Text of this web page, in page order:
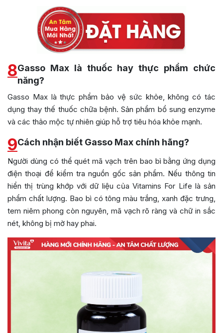
8Gasso Max là thuốc hay thực phẩm chức
năng?
Gasso Max là thực phẩm bảo vệ sức khỏe, không có tác
dụng thay thế thuốc chữa bệnh. Sản phẩm bổ sung enzyme
và các thảo mộc tự nhiên giúp hỗ trợ tiêu hóa khỏe mạnh.
9Cách nhận biết Gasso Max chính hãng?
Người dùng có thể quét mã vạch trên bao bì bằng ứng dụng
điện thoại để kiểm tra nguồn gốc sản phẩm. Nếu thông tin
hiển thị trùng khớp với dữ liệu của Vitamins For Life là sản
phẩm chất lượng. Bao bì có tông màu trắng, xanh đặc trưng,
tem niêm phong còn nguyên, mã vạch rõ ràng và chữ in sắc
nét, không bị mờ hay phai.